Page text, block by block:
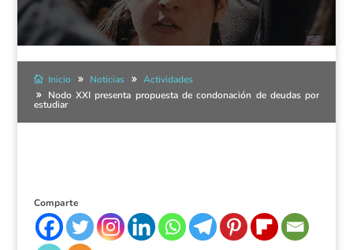
Inicio Noticias
Actividades
Nodo XXI presenta propuesta de condonación de deudas por
estudiar
Comparte